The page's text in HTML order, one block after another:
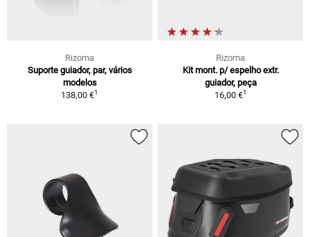
Rizoma
Suporte guiador, par, vários
modelos
138,00 €1
Rizoma
Kit mont. p/ espelho extr.
guiador, peça
16,00 €1